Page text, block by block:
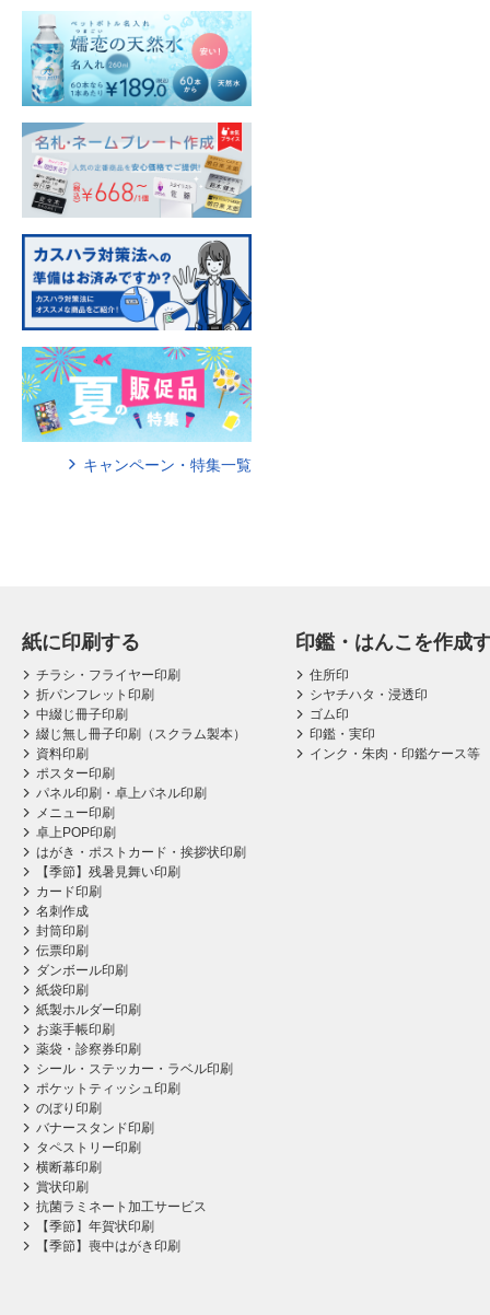
キャンペーン・特集一覧
紙に印刷する
チラシ・フライヤー印刷
折パンフレット印刷
中綴じ冊子印刷
綴じ無し冊子印刷（スクラム製本）
資料印刷
ポスター印刷
パネル印刷・卓上パネル印刷
メニュー印刷
卓上POP印刷
はがき・ポストカード・挨拶状印刷
【季節】残暑見舞い印刷
カード印刷
名刺作成
封筒印刷
伝票印刷
ダンボール印刷
紙袋印刷
紙製ホルダー印刷
お薬手帳印刷
薬袋・診察券印刷
シール・ステッカー・ラベル印刷
ポケットティッシュ印刷
のぼり印刷
バナースタンド印刷
タペストリー印刷
横断幕印刷
賞状印刷
抗菌ラミネート加工サービス
【季節】年賀状印刷
【季節】喪中はがき印刷
印鑑・はんこを作成
住所印
シヤチハタ・浸透印
ゴム印
印鑑・実印
インク・朱肉・印鑑ケース等